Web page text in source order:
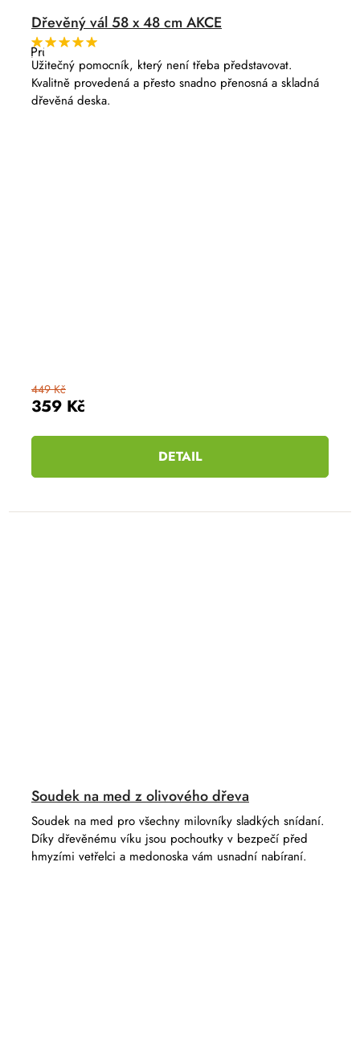
Dřevěný vál 58 x 48 cm AKCE
Průměrné
hodnocení
produktu
je
5,0
z
359 Kč
449 Kč
DETAIL
Užitečný pomocník, který není třeba představovat.
Kvalitně provedená a přesto snadno přenosná a skladná
dřevěná deska.
Soudek na med z olivového dřeva
Soudek na med pro všechny milovníky sladkých snídaní.
Díky dřevěnému víku jsou pochoutky v bezpečí před
hmyzími vetřelci a medonoska vám usnadní nabíraní.